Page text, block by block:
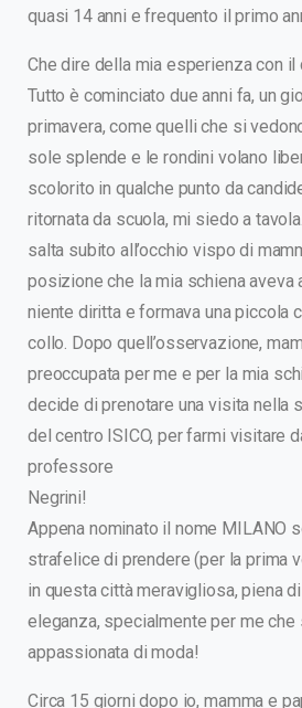
quasi 14 anni e frequento il primo
Che dire della mia esperienza con il
Tutto è cominciato due anni fa, un
primavera, come quelli che si
sole splende e le rondini volano
scolorito in qualche punto da
ritornata da scuola, mi siedo a
salta subito all’occhio vispo di
posizione che la mia schiena aveva
niente diritta e formava una piccola
collo. Dopo quell’osservazione,
preoccupata per me e per la mia
decide di prenotare una visita nella
del centro ISICO, per farmi visitare
professore
Appena nominato il nome MILANO
strafelice di prendere (per la prima
in questa città meravigliosa, piena
eleganza, specialmente per me che
appassionata di moda!
Circa 15 giorni dopo io, mamma e